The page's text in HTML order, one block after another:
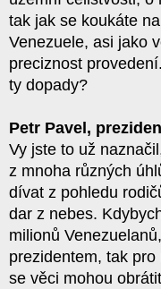
tak jak se koukáte
Venezuele, asi jako
preciznost
ty dopady?
Petr Pavel,
Vy jste to už
z mnoha různých
dívat z pohledu
dar z nebes.
milionů
prezidentem, tak
se věci mohou